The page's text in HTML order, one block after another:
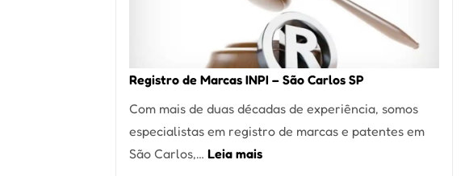
Culinária
Italiana
do
Itaim
Registro de Marcas INPI – São Carlos SP
Com mais de duas décadas de experiência, somos
especialistas em registro de marcas e patentes em
São Carlos,… Leia mais: